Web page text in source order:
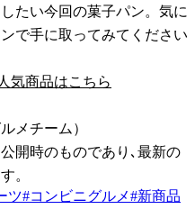
たい今回の菓子パン。気に
で手に取ってみてください
気商品はこちら
メチーム）
開時のものであり､最新の
。
ツ#コンビニグルメ#新商品